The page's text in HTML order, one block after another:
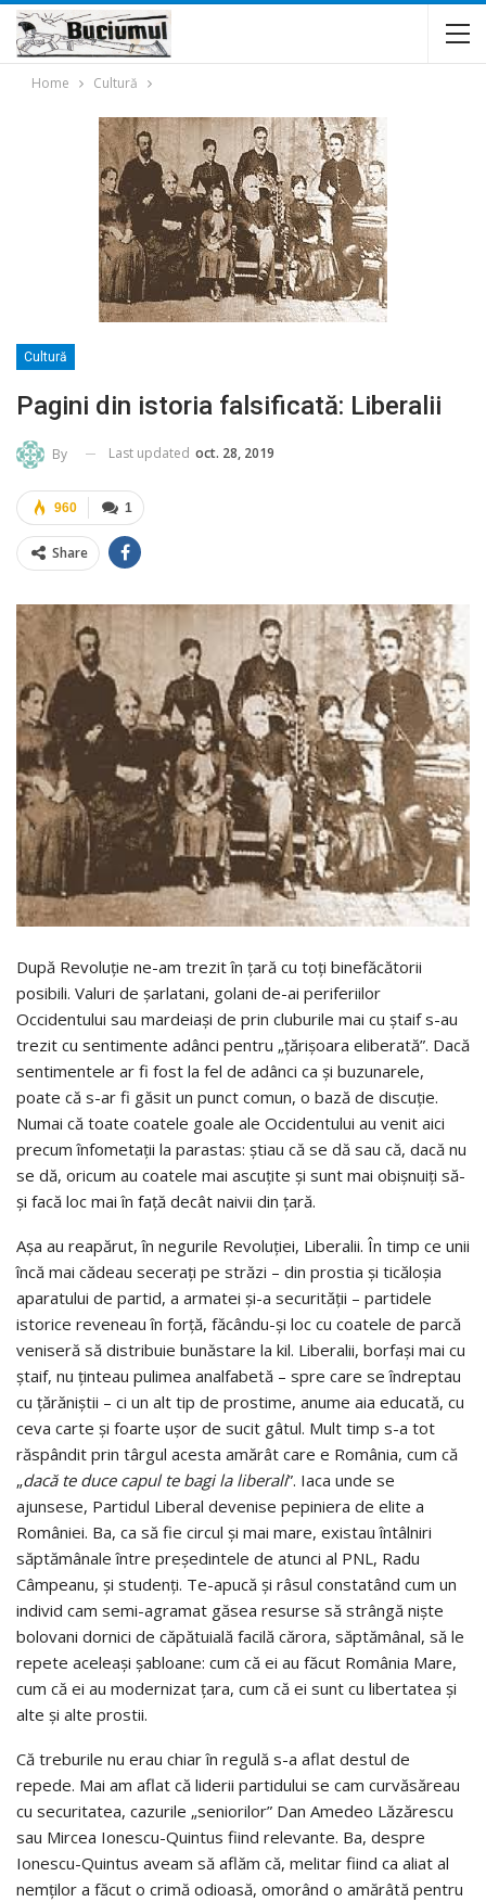
Home Cultură
Cultură
Pagini din istoria falsificată: Liberalii
By Last updated oct. 28, 2019
1
960
Share
După Revoluție ne-am trezit în țară cu toți binefăcătorii
posibili. Valuri de șarlatani, golani de-ai periferiilor
Occidentului sau mardeiași de prin cluburile mai cu ștaif s-au
trezit cu sentimente adânci pentru „țărișoara eliberată”. Dacă
sentimentele ar fi fost la fel de adânci ca și buzunarele,
poate că s-ar fi găsit un punct comun, o bază de discuție.
Numai că toate coatele goale ale Occidentului au venit aici
precum înfometații la parastas: știau că se dă sau că, dacă nu
se dă, oricum au coatele mai ascuțite și sunt mai obișnuiți să-
și facă loc mai în față decât naivii din țară.
Așa au reapărut, în negurile Revoluției, Liberalii. În timp ce unii
încă mai cădeau secerați pe străzi – din prostia și ticăloșia
aparatului de partid, a armatei și-a securității – partidele
istorice reveneau în forță, făcându-și loc cu coatele de parcă
veniseră să distribuie bunăstare la kil. Liberalii, borfași mai cu
ștaif, nu ținteau pulimea analfabetă – spre care se îndreptau
cu țărăniștii – ci un alt tip de prostime, anume aia educată, cu
ceva carte și foarte ușor de sucit gâtul. Mult timp s-a tot
răspândit prin târgul acesta amărât care e România, cum că
„dacă te duce capul te bagi la liberali”. Iaca unde se
ajunsese, Partidul Liberal devenise pepiniera de elite a
României. Ba, ca să fie circul și mai mare, existau întâlniri
săptămânale între președintele de atunci al PNL, Radu
Câmpeanu, și studenți. Te-apucă și râsul constatând cum un
individ cam semi-agramat găsea resurse să strângă niște
bolovani dornici de căpătuială facilă cărora, săptămânal, să le
repete aceleași șabloane: cum că ei au făcut România Mare,
cum că ei au modernizat țara, cum că ei sunt cu libertatea și
alte și alte prostii.
Că treburile nu erau chiar în regulă s-a aflat destul de
repede. Mai am aflat că liderii partidului se cam curvăsăreau
cu securitatea, cazurile „seniorilor” Dan Amedeo Lăzărescu
sau Mircea Ionescu-Quintus fiind relevante. Ba, despre
Ionescu-Quintus aveam să aflăm că, melitar fiind ca aliat al
nemților a făcut o crimă odioasă, omorând o amărâtă pentru